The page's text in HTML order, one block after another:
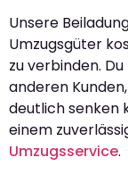
Unsere
Umzugsgüter
zu verbinden.
anderen
deutlich senken
einem
Umzugsservice.